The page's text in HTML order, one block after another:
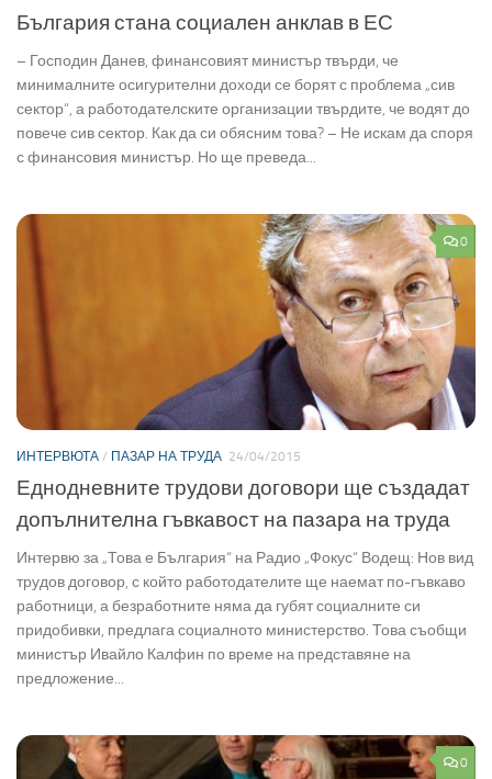
България стана социален анклав в ЕС
– Господин Данев, финансовият министър твърди, че
минималните осигурителни доходи се борят с проблема „сив
сектор“, а работодателските организации твърдите, че водят до
повече сив сектор. Как да си обясним това? – Не искам да споря
с финансовия министър. Но ще преведа...
0
ИНТЕРВЮТА / ПАЗАР НА ТРУДА 24/04/2015
Еднодневните трудови договори ще създадат
допълнителна гъвкавост на пазара на труда
Интервю за „Това е България“ на Радио „Фокус“ Водещ: Нов вид
трудов договор, с който работодателите ще наемат по-гъвкаво
работници, а безработните няма да губят социалните си
придобивки, предлага социалното министерство. Това съобщи
министър Ивайло Калфин по време на представяне на
предложение...
0